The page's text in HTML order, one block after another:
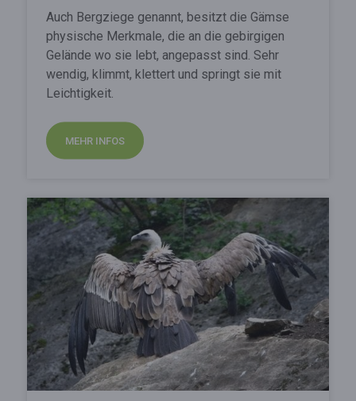
Auch Bergziege genannt, besitzt die Gämse
physische Merkmale, die an die gebirgigen
Gelände wo sie lebt, angepasst sind. Sehr
wendig, klimmt, klettert und springt sie mit
Leichtigkeit.
MEHR INFOS